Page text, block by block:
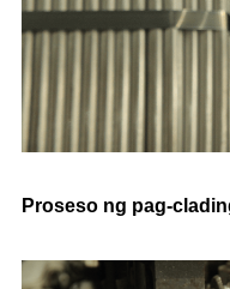
Proseso ng pag-